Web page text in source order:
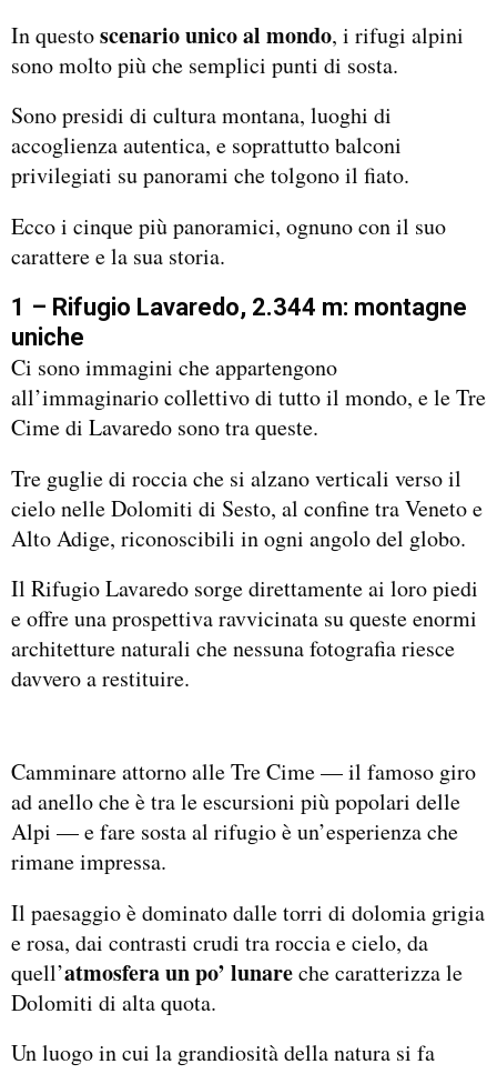
In questoscenario unico al mondo, i rifugi alpini
sono molto più che semplici punti di sosta.
Sono presidi di cultura montana, luoghi di
accoglienza autentica, e soprattutto balconi
privilegiati su panorami che tolgono il fiato.
Ecco i cinque più panoramici, ognuno con il suo
carattere e la sua storia.
1 – Rifugio Lavaredo, 2.344 m: montagne
uniche
Ci sono immagini che appartengono
all’immaginario collettivo di tutto il mondo, e le Tre
Cime di Lavaredo sono tra queste.
Tre guglie di roccia che si alzano verticali verso il
cielo nelle Dolomiti di Sesto, al confine tra Veneto e
Alto Adige, riconoscibili in ogni angolo del globo.
Il Rifugio Lavaredo sorge direttamente ai loro piedi
e offre una prospettiva ravvicinata su queste enormi
architetture naturali che nessuna fotografia riesce
davvero a restituire.
Camminare attorno alle Tre Cime — il famoso giro
ad anello che è tra le escursioni più popolari delle
Alpi — e fare sosta al rifugio è un’esperienza che
rimane impressa.
Il paesaggio è dominato dalle torri di dolomia grigia
e rosa, dai contrasti crudi tra roccia e cielo, da
quell’atmosfera un po’ lunareche caratterizza le
Dolomiti di alta quota.
Un luogo in cui la grandiosità della natura si fa